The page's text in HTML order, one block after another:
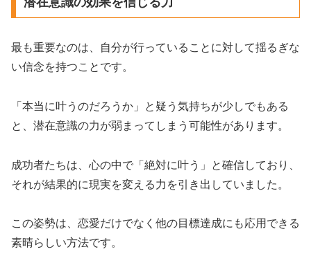
最も重要なのは、自分が行っていることに対して揺るぎな
い信念を持つことです。
「本当に叶うのだろうか」と疑う気持ちが少しでもある
と、潜在意識の力が弱まってしまう可能性があります。
成功者たちは、心の中で「絶対に叶う」と確信しており、
それが結果的に現実を変える力を引き出していました。
この姿勢は、恋愛だけでなく他の目標達成にも応用できる
素晴らしい方法です。